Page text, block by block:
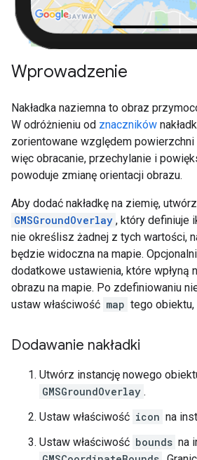
Wprowadzenie
Nakładka naziemna to obraz
W odróżnieniu od znaczników
zorientowane względem powierzchni
więc obracanie, przechylanie i
powoduje zmianę orientacji obrazu.
Aby dodać nakładkę na ziemię,
GMSGroundOverlay , który definiuje
nie określisz żadnej z tych wartości,
będzie widoczna na mapie.
dodatkowe ustawienia, które wpłyną
obrazu na mapie. Po zdefiniowaniu
ustaw właściwość map tego obiektu,
Dodawanie nakładki
Utwórz instancję nowego
GMSGroundOverlay .
Ustaw właściwość icon na
Ustaw właściwość bounds na